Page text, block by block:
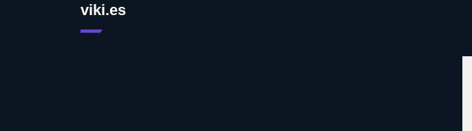
viki.es